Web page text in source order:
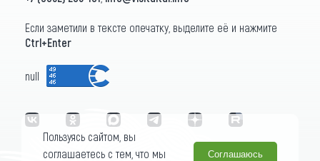
Если заметили в тексте опечатку, выделите её и нажмите
Ctrl+Enter
null
Пользуясь сайтом, вы
соглашаетесь с тем, что мы
Соглашаюсь